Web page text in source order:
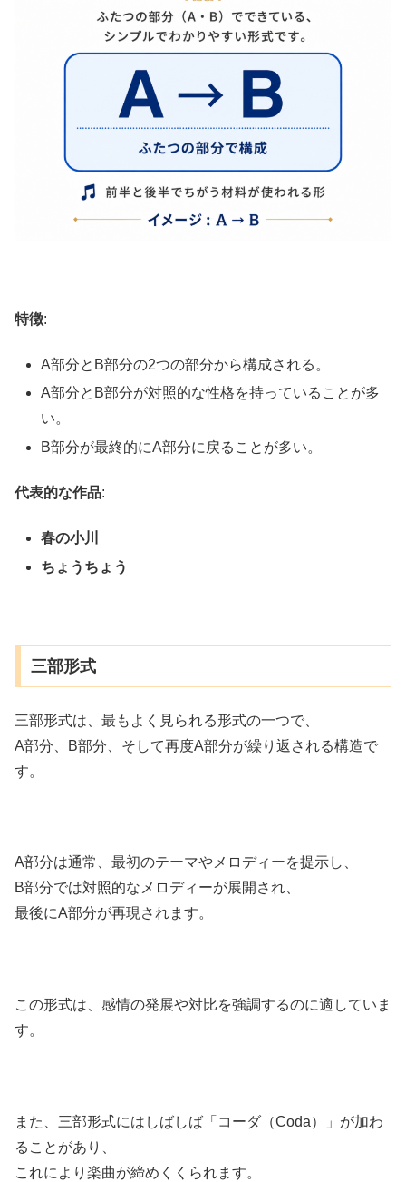
特徴:
A部分とB部分の2つの部分から構成される。
A部分とB部分が対照的な性格を持っていることが多
い。
B部分が最終的にA部分に戻ることが多い。
代表的な作品:
春の小川
ちょうちょう
三部形式
三部形式は、最もよく見られる形式の一つで、
A部分、B部分、そして再度A部分が繰り返される構造で
す。
A部分は通常、最初のテーマやメロディーを提示し、
B部分では対照的なメロディーが展開され、
最後にA部分が再現されます。
この形式は、感情の発展や対比を強調するのに適していま
す。
また、三部形式にはしばしば「コーダ（Coda）」が加わ
ることがあり、
これにより楽曲が締めくくられます。